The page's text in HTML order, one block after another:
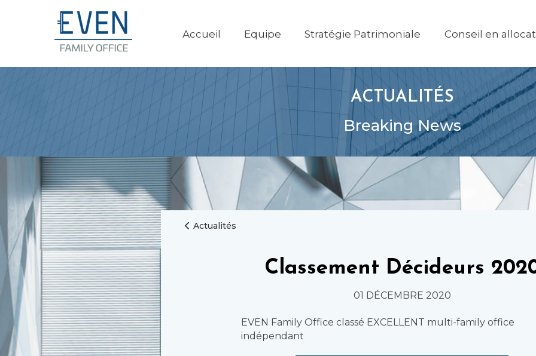
Accueil Equipe Stratégie Patrimoniale Conseil en
ACTUALITÉS
Breaking News
Actualités
Classement Décideurs
01 DÉCEMBRE 2020
EVEN Family Office classé EXCELLENT multi-family office
indépendant